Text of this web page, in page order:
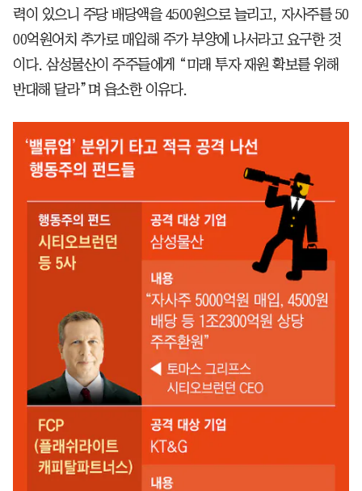
력이 있으니 주당 배당액을 4500원으로 늘리고, 자사주를 50
00억원어치 추가로 매입해 주가 부양에 나서라고 요구한 것
이다. 삼성물산이 주주들에게 “미래 투자 재원 확보를 위해
반대해 달라”며 읍소한 이유다.